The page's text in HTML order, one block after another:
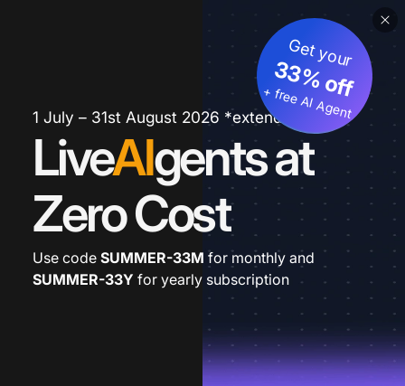
1 July – 31st August 2026 *extended
LiveAIgents at
Zero Cost
Get your
33% off
+ free AI Agent
Use code SUMMER-33M for monthly and
SUMMER-33Y for yearly subscription